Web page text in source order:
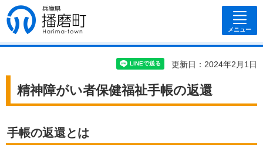
兵庫県 播磨
町
メニュー
更新日：2024年2月1日
精神障がい者保健福祉手帳の返還
手帳の返還とは